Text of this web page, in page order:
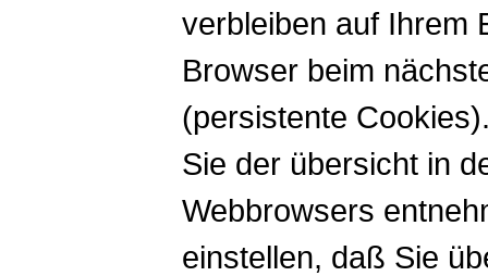
verbleiben auf Ihrem
Browser beim
(persistente
Sie der übersicht in
Webbrowsers
einstellen, daß Sie